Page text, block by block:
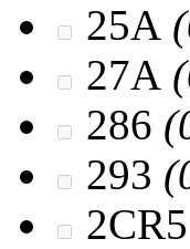
25A
27A
286
293
2CR5